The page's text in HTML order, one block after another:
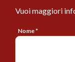
Vuoi maggiori
Nome *